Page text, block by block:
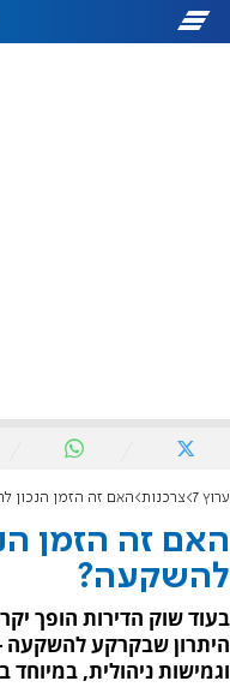
ערוץ 7 צרכנות האם זה הזמן הנכון
האם זה הזמן
להשקעה?
בעוד שוק הדירות הופך
היתרון שבקרקע להשקעה
וגמישות ניהולית,